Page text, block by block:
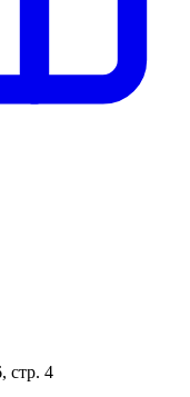
стр. 4